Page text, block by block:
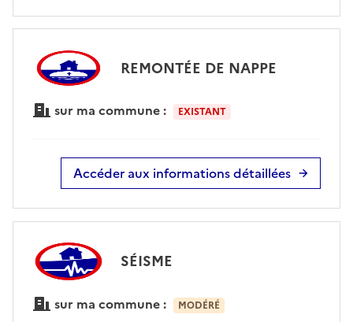
REMONTÉE DE NAPPE
sur ma commune : EXISTANT
Accéder aux informations détaillées
SÉISME
sur ma commune : MODÉRÉ